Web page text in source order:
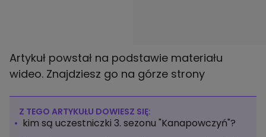
Artykuł powstał na podstawie materiału
wideo. Znajdziesz go na górze strony
Z TEGO ARTYKUŁU DOWIESZ SIĘ:
kim są uczestniczki 3. sezonu "Kanapowczyń"?